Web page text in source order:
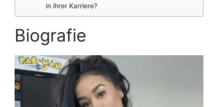
in ihrer Karriere?
Biografie